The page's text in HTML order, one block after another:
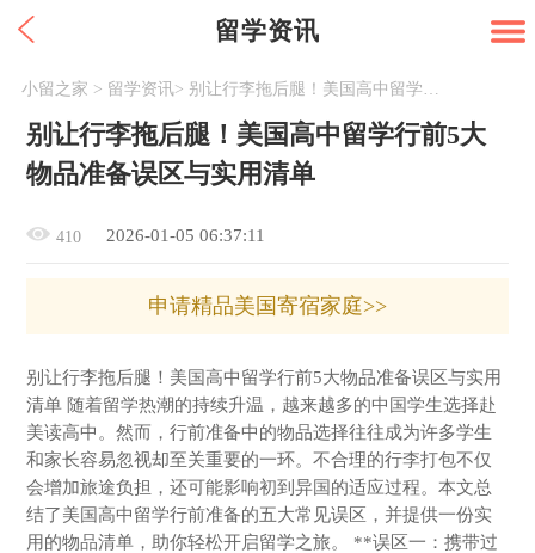
留学资讯
小留之家 > 留学资讯>
别让行李拖后腿！美国高中留学行前5大
物品准备误区与实用清单
410 2026-01-05 06:37:11
申请精品美国寄宿家庭>>
别让行李拖后腿！美国高中留学行前5大物品准备误区与实用
清单 随着留学热潮的持续升温，越来越多的中国学生选择赴
美读高中。然而，行前准备中的物品选择往往成为许多学生
和家长容易忽视却至关重要的一环。不合理的行李打包不仅
会增加旅途负担，还可能影响初到异国的适应过程。本文总
结了美国高中留学行前准备的五大常见误区，并提供一份实
用的物品清单，助你轻松开启留学之旅。 **误区一：携带过